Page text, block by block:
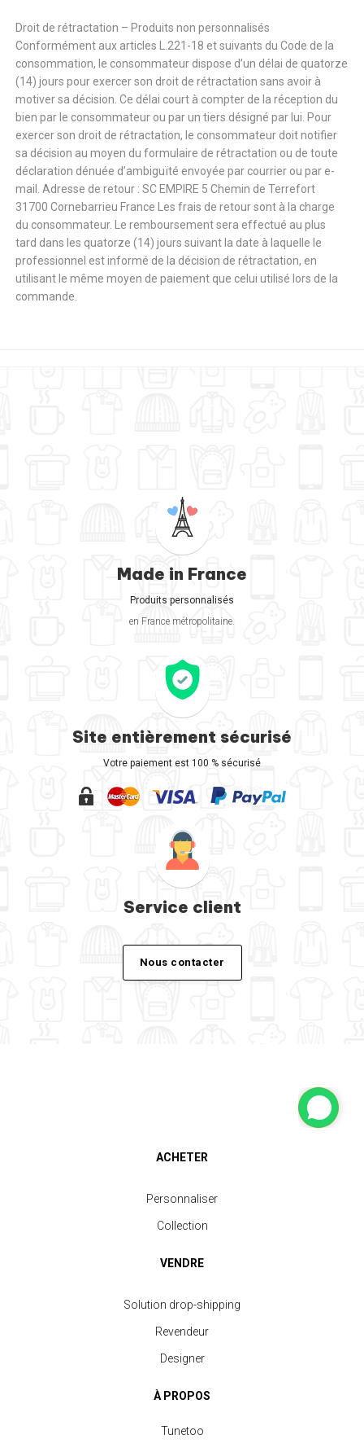
Droit de rétractation – Produits non personnalisés
Conformément aux articles L.221-18 et suivants du Code de la
consommation, le consommateur dispose d’un délai de quatorze
(14) jours pour exercer son droit de rétractation sans avoir à
motiver sa décision. Ce délai court à compter de la réception du
bien par le consommateur ou par un tiers désigné par lui. Pour
exercer son droit de rétractation, le consommateur doit notifier
sa décision au moyen du formulaire de rétractation ou de toute
déclaration dénuée d’ambiguïté envoyée par courrier ou par e-
mail. Adresse de retour : SC EMPIRE 5 Chemin de Terrefort
31700 Cornebarrieu France Les frais de retour sont à la charge
du consommateur. Le remboursement sera effectué au plus
tard dans les quatorze (14) jours suivant la date à laquelle le
professionnel est informé de la décision de rétractation, en
utilisant le même moyen de paiement que celui utilisé lors de la
commande.
Made in France
Produits personnalisés
en France métropolitaine.
Site entièrement sécurisé
Votre paiement est 100 % sécurisé
Service client
Nous contacter
ACHETER
Personnaliser
Collection
VENDRE
Solution drop-shipping
Revendeur
Designer
À PROPOS
Tunetoo